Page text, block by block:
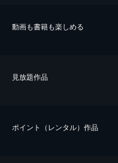
動画も書籍も楽しめる
⾒放題作品
ポイント（レンタル）作品